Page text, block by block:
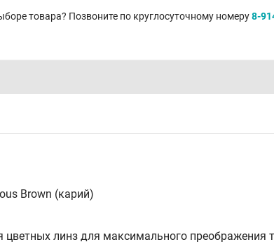
товара? Позвоните по круглосуточному номеру8-
Brown (карий)
цветных линз для максимального преображения